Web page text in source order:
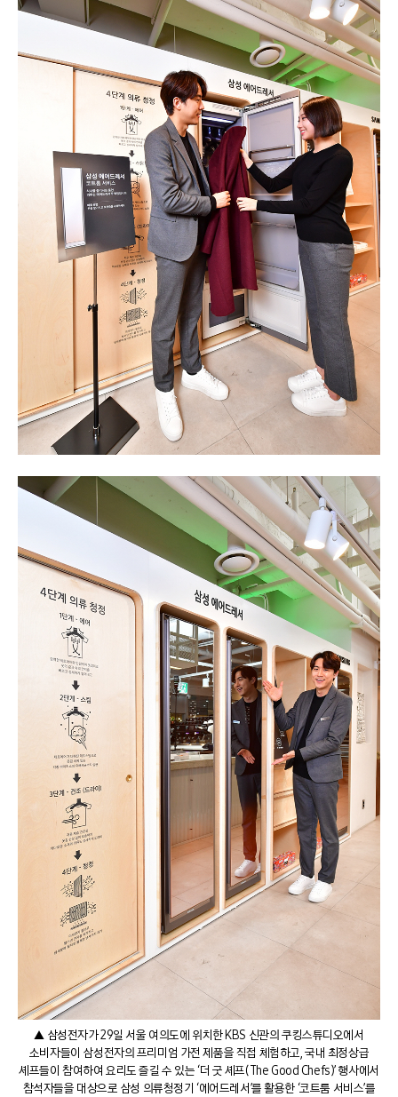
▲ 삼성전자가 29일 서울 여의도에 위치한 KBS 신관의 쿠킹스튜디오에서
소비자들이 삼성전자의 프리미엄 가전 제품을 직접 체험하고, 국내 최정상급
셰프들이 참여하여 요리도 즐길 수 있는 ‘더 굿 셰프(The Good Chefs)’ 행사에서
참석자들을 대상으로 삼성 의류청정기 ‘에어드레서’를 활용한 ‘코트룸 서비스’를